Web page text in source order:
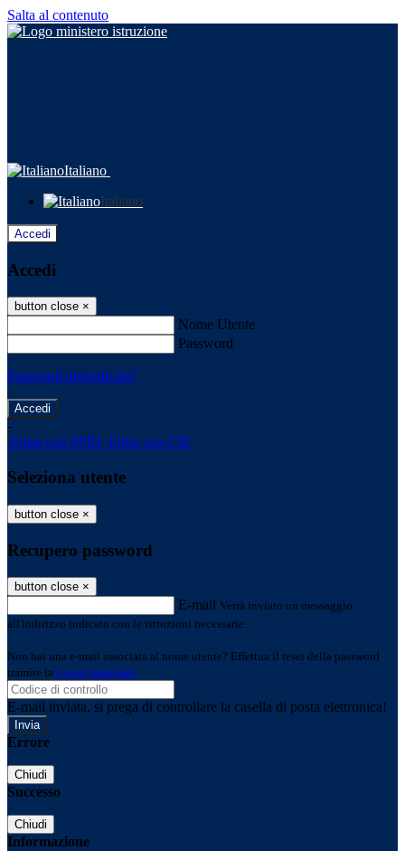
Salta al contenuto
Italiano
Italiano
Accedi
Accedi
button close ×
Nome Utente
Password
Password dimenticata?
-
Entra con SPID Entra con CIE
Seleziona utente
button close ×
Recupero password
button close ×
E-mail Verrà inviato un messaggio
all'indirizzo indicato con le istruzioni necessarie.
Non hai una e-mail associata al nome utente? Effettua il reset della password
tramite la Login Spaggiari
E-mail inviata, si prega di controllare la casella di posta elettronica!
Errore
Chiudi
Successo
Chiudi
Informazione